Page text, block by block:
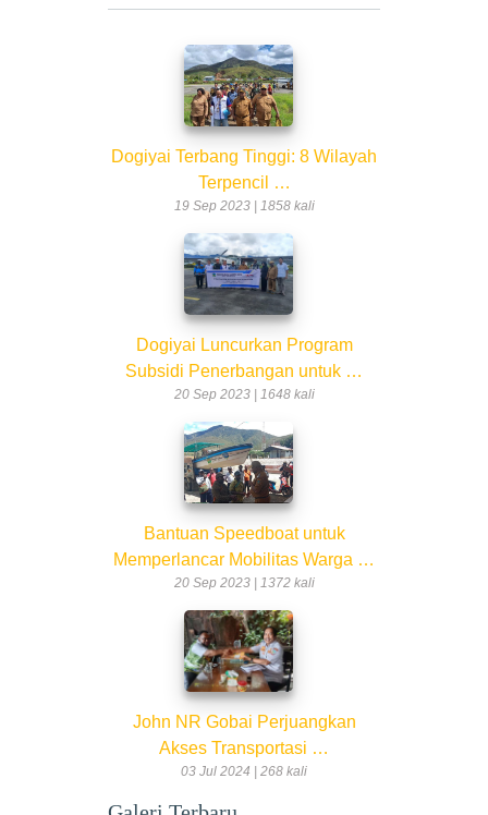
Dogiyai Terbang Tinggi: 8 Wilayah
Terpencil …
19 Sep 2023 | 1858 kali
Dogiyai Luncurkan Program
Subsidi Penerbangan untuk …
20 Sep 2023 | 1648 kali
Bantuan Speedboat untuk
Memperlancar Mobilitas Warga …
20 Sep 2023 | 1372 kali
John NR Gobai Perjuangkan
Akses Transportasi …
03 Jul 2024 | 268 kali